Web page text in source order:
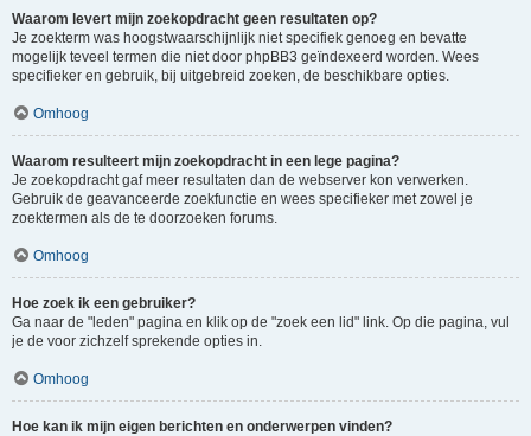
Waarom levert mijn zoekopdracht geen resultaten op?
Je zoekterm was hoogstwaarschijnlijk niet specifiek genoeg en bevatte
mogelijk teveel termen die niet door phpBB3 geïndexeerd worden. Wees
specifieker en gebruik, bij uitgebreid zoeken, de beschikbare opties.
Omhoog
Waarom resulteert mijn zoekopdracht in een lege pagina?
Je zoekopdracht gaf meer resultaten dan de webserver kon verwerken.
Gebruik de geavanceerde zoekfunctie en wees specifieker met zowel je
zoektermen als de te doorzoeken forums.
Omhoog
Hoe zoek ik een gebruiker?
Ga naar de "leden" pagina en klik op de "zoek een lid" link. Op die pagina, vul
je de voor zichzelf sprekende opties in.
Omhoog
Hoe kan ik mijn eigen berichten en onderwerpen vinden?